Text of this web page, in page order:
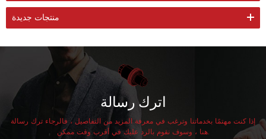
منتجات جديدة
اترك رسالة
إذا كنت مهتمًا بخدماتنا وترغب في معرفة المزيد من التفاصيل ، فالرجاء ترك رسالة
هنا ، وسوف نقوم بالرد عليك في أقرب وقت ممكن.